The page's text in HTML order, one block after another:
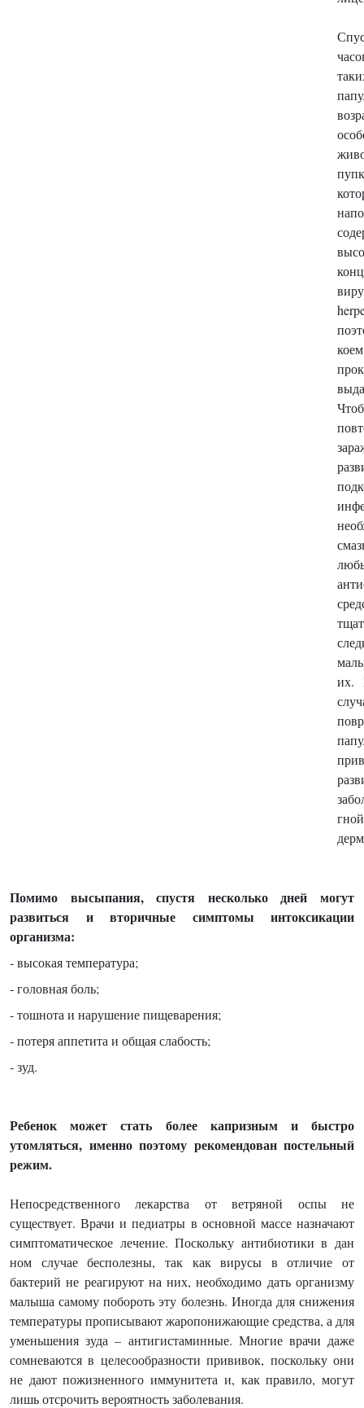
их.
Помимо высыпания, спустя несколько дней могут
развиться и вторичные симптомы интоксикации
организма:
- высокая температура;
- головная боль;
- тошнота и нарушение пищеварения;
- потеря аппетита и общая слабость;
- зуд.
Ребенок может стать более капризным и быстро
утомляться, именно поэтому рекомендован постельный
режим.
Непосредственного лекарства от ветряной оспы не
существует. Врачи и педиатры в основной массе назначают
симптоматическое лечение. Поскольку антибиотики в дан
ном случае бесполезны, так как вирусы в отличие от
бактерий не реагируют на них, необходимо дать организму
малыша самому побороть эту болезнь. Иногда для снижения
температуры прописывают жаропонижающие средства, а для
уменьшения зуда – антигистаминные. Многие врачи даже
сомневаются в целесообразности прививок, поскольку они
не дают пожизненного иммунитета и, как правило, могут
лишь отсрочить вероятность заболевания.